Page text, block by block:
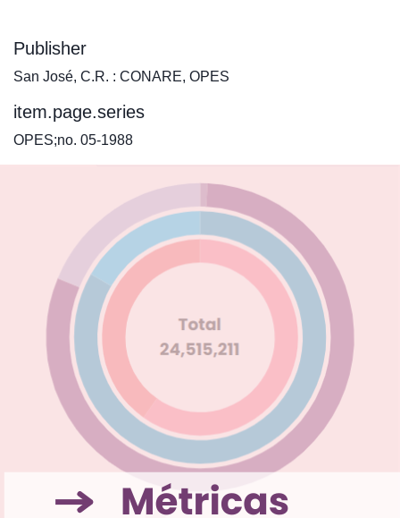
Publisher
San José, C.R. : CONARE, OPES
item.page.series
OPES;no. 05-1988